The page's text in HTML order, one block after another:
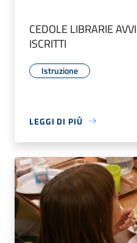
CEDOLE LIBRARIE
ISCRITTI
Istruzione
LEGGI DI PIÙ